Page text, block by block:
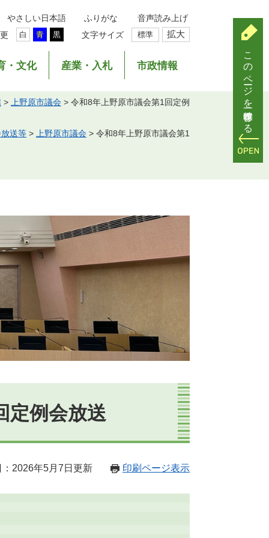
やさしい日本語 ふりがな
音声読み上げ
白 青 黒 文字サイズ 標準 拡大
・文化 産業・入札 市政情報
> 上野原市議会 > 令和8年上野原市議会第1回定例
送等 > 上野原市議会 > 令和8年上野原市議会第1
定例会放送
：2026年5月7日更新 印刷ページ表示
このページを一時保存する